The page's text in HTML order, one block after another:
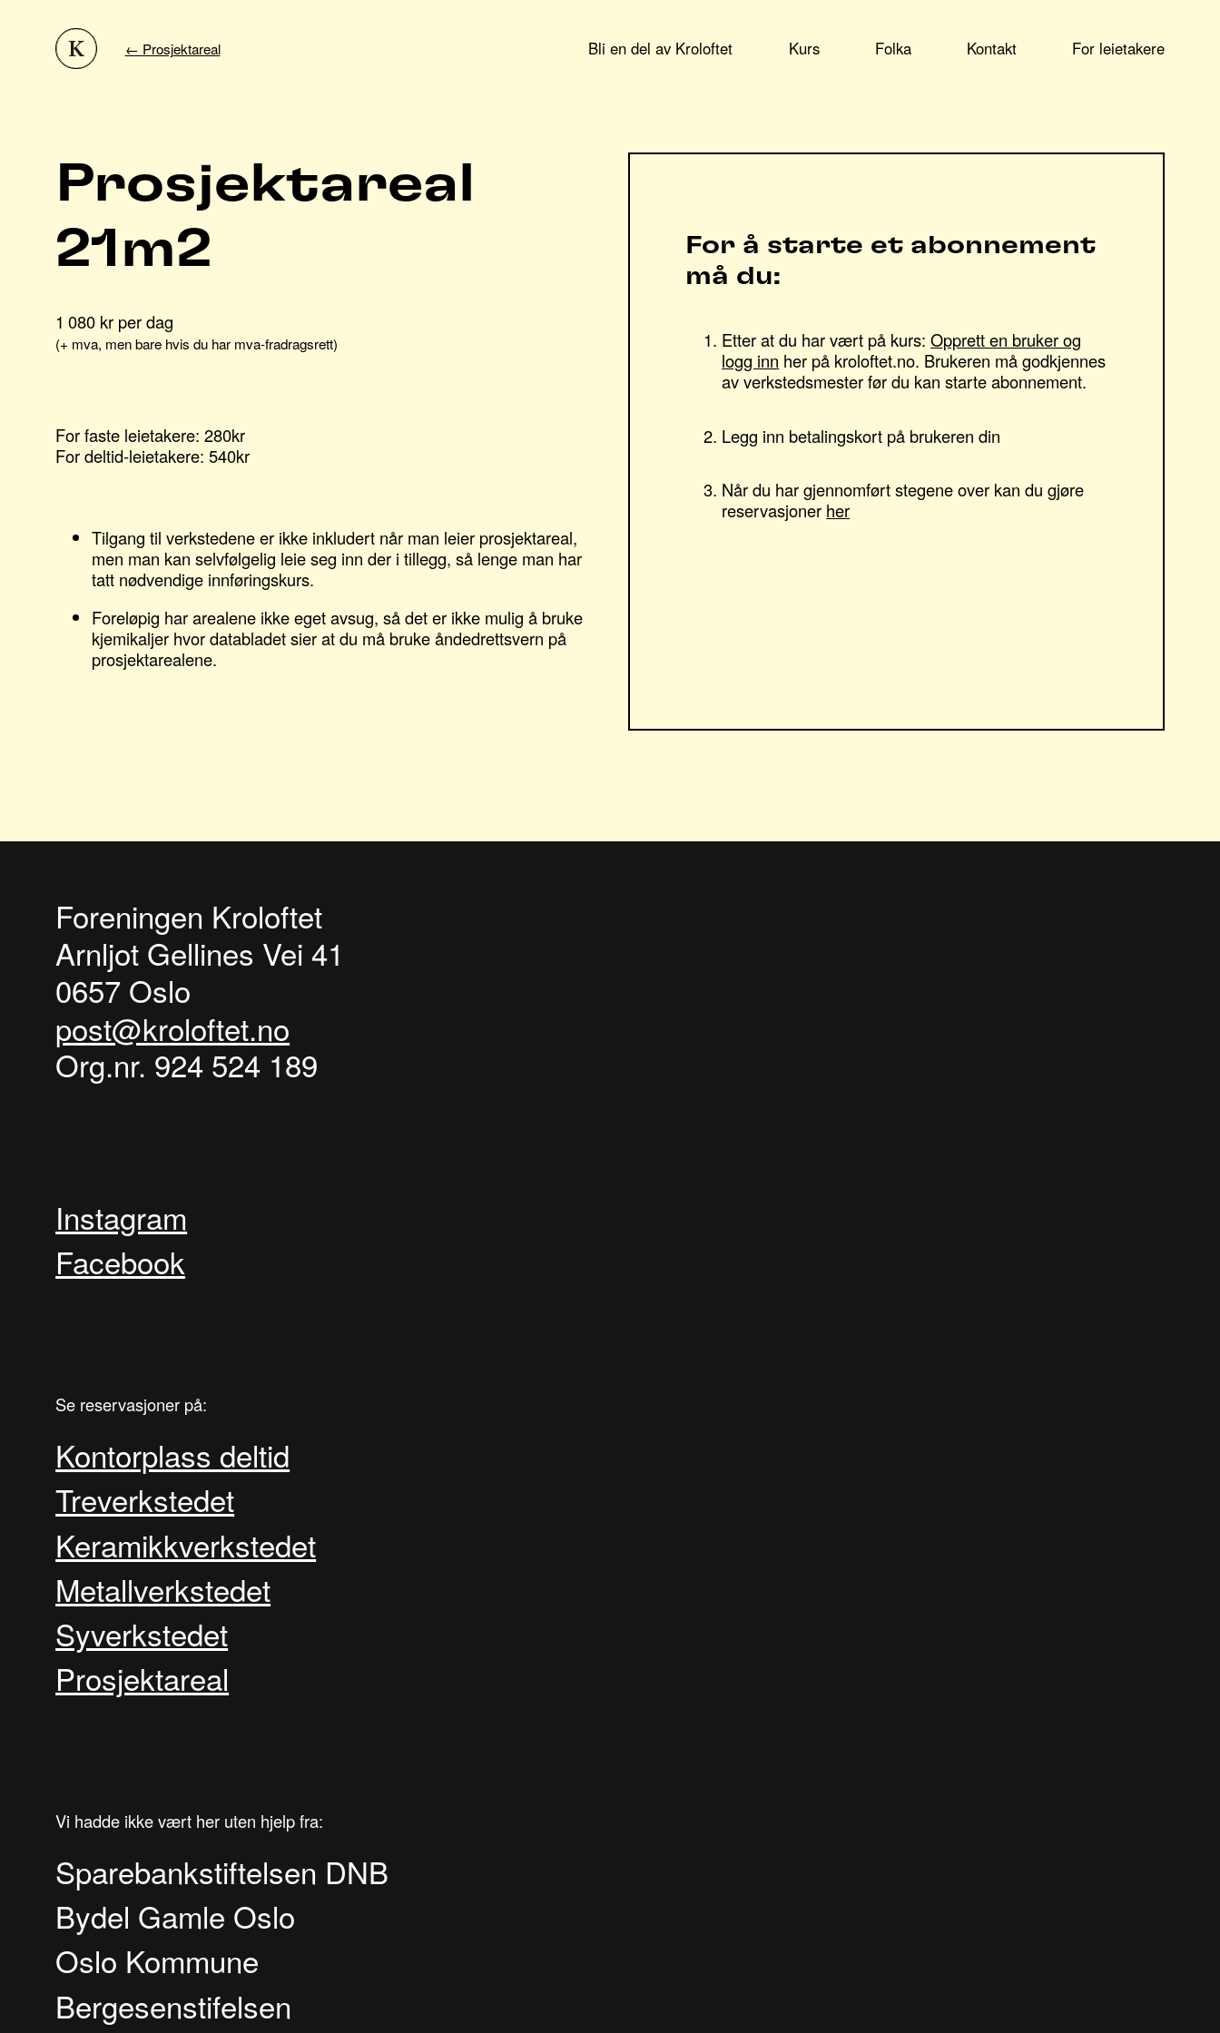
←️ Prosjektareal Bli en del av Kroloftet Kurs Folka Kontakt For leietakere
Prosjektareal
21m2
1 080 kr per dag
(+ mva, men bare hvis du har mva-fradragsrett)
For faste leietakere: 280kr
For deltid-leietakere: 540kr
Tilgang til verkstedene er ikke inkludert når man leier prosjektareal,
men man kan selvfølgelig leie seg inn der i tillegg, så lenge man har
tatt nødvendige innføringskurs.
Foreløpig har arealene ikke eget avsug, så det er ikke mulig å bruke
kjemikaljer hvor databladet sier at du må bruke åndedrettsvern på
prosjektarealene.
For å starte et abonnement
må du:
Etter at du har vært på kurs:Opprett en bruker og
logg inn her på kroloftet.no. Brukeren må godkjennes
av verkstedsmester før du kan starte abonnement.
Legg inn betalingskort på brukeren din
Når du har gjennomført stegene over kan du gjøre
reservasjoner her
Foreningen Kroloftet
Arnljot Gellines Vei 41
0657 Oslo
post@kroloftet.no
Org.nr. 924 524 189
Instagram
Facebook
Se reservasjoner på:
Kontorplass deltid
Treverkstedet
Keramikkverkstedet
Metallverkstedet
Syverkstedet
Prosjektareal
Vi hadde ikke vært her uten hjelp fra:
Sparebankstiftelsen DNB
Bydel Gamle Oslo
Oslo Kommune
Bergesenstifelsen